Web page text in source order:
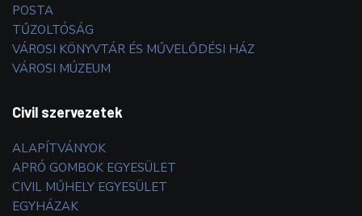
POSTA
TŰZOLTÓSÁG
VÁROSI KÖNYVTÁR ÉS MŰVELŐDÉSI HÁZ
VÁROSI MÚZEUM
Civil szervezetek
ALAPÍTVÁNYOK
APRÓ GOMBOK EGYESÜLET
CIVIL MŰHELY EGYESÜLET
EGYHÁZAK